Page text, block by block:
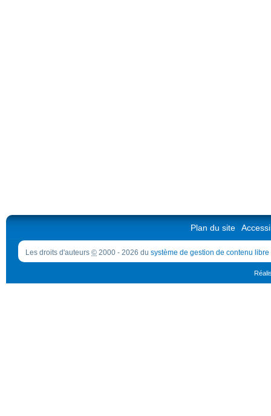
Plan du site
Les droits d'auteurs © 2000 - 2026 du système de gestion de contenu libre